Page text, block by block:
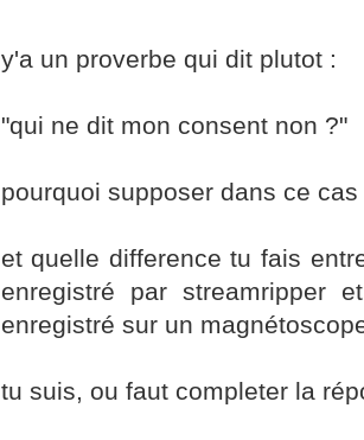
y'a un proverbe qui dit plutot :
"qui ne dit mon consent non ?"
pourquoi supposer dans ce
et quelle difference tu fais
enregistré par streamripper
enregistré sur un
tu suis, ou faut completer la